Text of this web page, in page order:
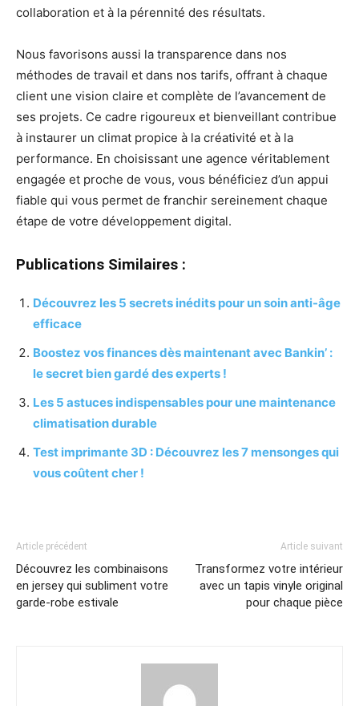
collaboration et à la pérennité des résultats.
Nous favorisons aussi la transparence dans nos
méthodes de travail et dans nos tarifs, offrant à chaque
client une vision claire et complète de l’avancement de
ses projets. Ce cadre rigoureux et bienveillant contribue
à instaurer un climat propice à la créativité et à la
performance. En choisissant une agence véritablement
engagée et proche de vous, vous bénéficiez d’un appui
fiable qui vous permet de franchir sereinement chaque
étape de votre développement digital.
Publications Similaires :
Découvrez les 5 secrets inédits pour un soin anti-âge
efficace
Boostez vos finances dès maintenant avec Bankin’ :
le secret bien gardé des experts !
Les 5 astuces indispensables pour une maintenance
climatisation durable
Test imprimante 3D : Découvrez les 7 mensonges qui
vous coûtent cher !
Article précédent
Découvrez les combinaisons
en jersey qui subliment votre
garde-robe estivale
Article suivant
Transformez votre intérieur
avec un tapis vinyle original
pour chaque pièce